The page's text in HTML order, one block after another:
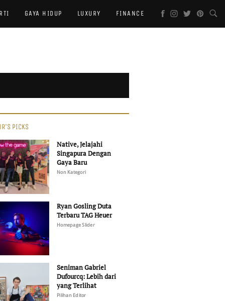
GAYA HIDUP LUXURY FINANCE
PICKS
Native, Jelajahi
Singapura Dengan
Gaya Baru
Non Kategori
Ryan Gosling Duta
Terbaru TAG Heuer
Homepage Slider
Seniman Gabriel
Dufourcq: Lebih dari
yang Terlihat
Pilihan Editor